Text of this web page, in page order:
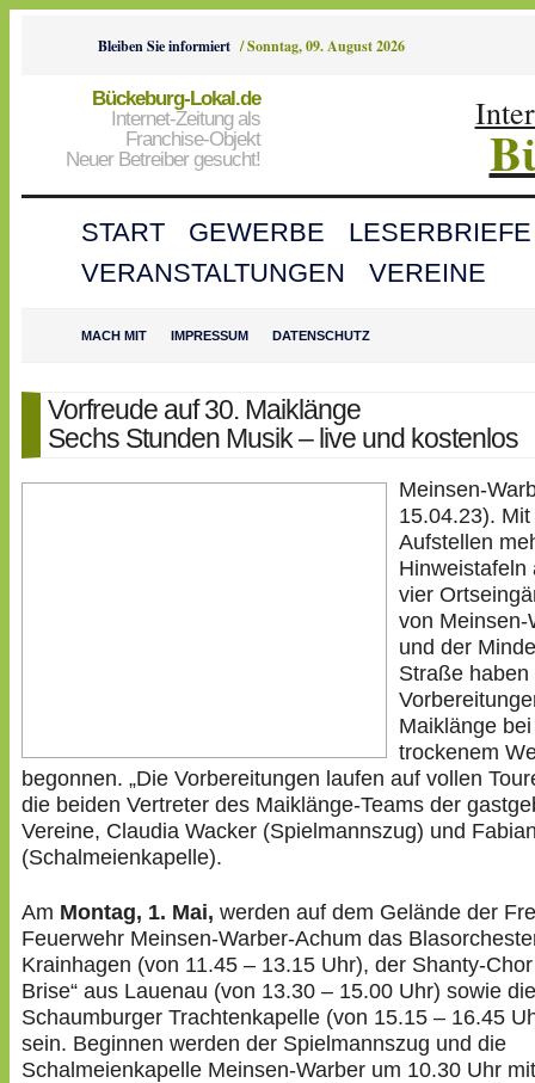
Bleiben Sie informiert /Sonntag, 09. August 2026
Bückeburg-Lokal.de
Internet-Zeitung als
Franchise-Objekt
Neuer Betreiber gesucht!
START GEWERBE
LESERBRIEFE
VERANSTALTUNGEN
VEREINE
MACH MIT IMPRESSUM DATENSCHUTZ
Vorfreude auf 30. Maiklänge
Sechs Stunden Musik – live und kostenlos
Meinsen-
15.04.23).
Aufstellen
Hinweistafeln
vier
von Meinsen-
und der
Straße haben
Maiklänge bei
trockenem
begonnen. „Die Vorbereitungen laufen auf vollen
die beiden Vertreter des Maiklänge-Teams der
Vereine, Claudia Wacker (Spielmannszug) und
(Schalmeienkapelle).
Am Montag, 1. Mai, werden auf dem Gelände der
Feuerwehr Meinsen-Warber-Achum das
Krainhagen (von 11.45 – 13.15 Uhr), der Shanty-Chor
Brise“ aus Lauenau (von 13.30 – 15.00 Uhr) sowie die
Schaumburger Trachtenkapelle (von 15.15 – 16.45
sein. Beginnen werden der Spielmannszug und die
Schalmeienkapelle Meinsen-Warber um 10.30 Uhr